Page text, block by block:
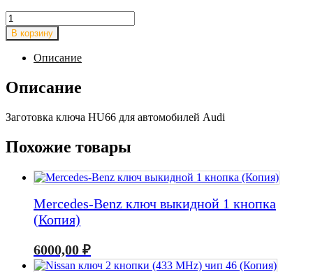
Количество
товара
Audi
заготовка
ключа
под
чип
(Копия)
В корзину
Описание
Описание
Заготовка ключа HU66 для автомобилей Audi
Похожие товары
Mercedes-Benz ключ выкидной 1 кнопка
(Копия)
6000,00 ₽